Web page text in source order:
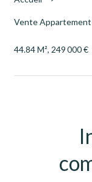
Vente Appartement
44.84 M², 249 000 €